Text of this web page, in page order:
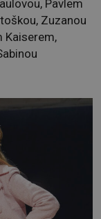
Pavlem
Zuzanou
Kaiserem,